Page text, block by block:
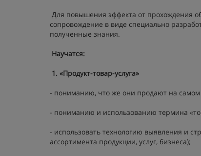
Для повышения эффекта от прохождения
сопровождение в виде специально
полученные знания.
Научатся:
1. «Продукт-товар-услуга»
- пониманию, что же они продают на самом
- пониманию и использованию термина
- использовать технологию выявления и
ассортимента продукции, услуг, бизнеса);